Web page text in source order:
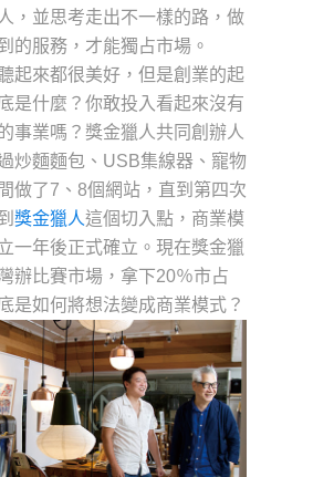
，並思考走出不一樣的路，做
的服務，才能獨占市場。
起來都很美好，但是創業的起
是什麼？你敢投入看起來沒有
事業嗎？獎金獵人共同創辦人
炒麵麵包、USB集線器、寵物
做了7、8個網站，直到第四次
獎金獵人這個切入點，商業模
一年後正式確立。現在獎金獵
辦比賽市場，拿下20％市占
是如何將想法變成商業模式？